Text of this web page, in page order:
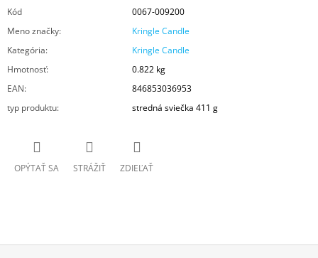
Kód
0067-009200
Meno značky:
Kringle Candle
Kategória:
Kringle Candle
Hmotnosť:
0.822 kg
EAN:
846853036953
typ produktu: stredná sviečka 411 g
OPÝTAŤ SA STRÁŽIŤ ZDIEĽAŤ